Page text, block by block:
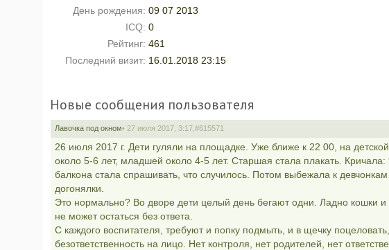
День рождения: 09 07 2013
ICQ: 0
Рейтинг: 461
Последний визит: 16.01.2018 23:15
Новые сообщения пользователя
Лавочка под окном• 27 июля 2017, 3:17, #615571
26 июля 2017 г. Дети гуляли на площадке. Уже ближе к 22 00, на
около 5-6 лет, младшей около 4-5 лет. Старшая стала плакать.
балкона стала спрашивать, что случилось. Потом выбежала к
догонялки.
Это нормально? Во дворе дети целый день бегают одни. Ладно кошки и
не может остаться без ответа.
С каждого воспитателя, требуют и попку подмыть, и в щечку
безответственность на лицо. Нет контроля, нет родителей, нет